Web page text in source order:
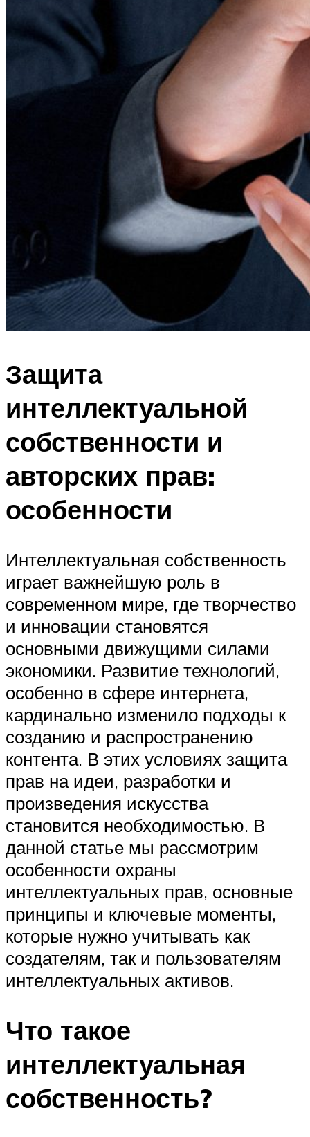
Защита
интеллектуальной
собственности и
авторских прав:
особенности
Интеллектуальная собственность
играет важнейшую роль в
современном мире, где творчество
и инновации становятся
основными движущими силами
экономики. Развитие технологий,
особенно в сфере интернета,
кардинально изменило подходы к
созданию и распространению
контента. В этих условиях защита
прав на идеи, разработки и
произведения искусства
становится необходимостью. В
данной статье мы рассмотрим
особенности охраны
интеллектуальных прав, основные
принципы и ключевые моменты,
которые нужно учитывать как
создателям, так и пользователям
интеллектуальных активов.
Что такое
интеллектуальная
собственность?